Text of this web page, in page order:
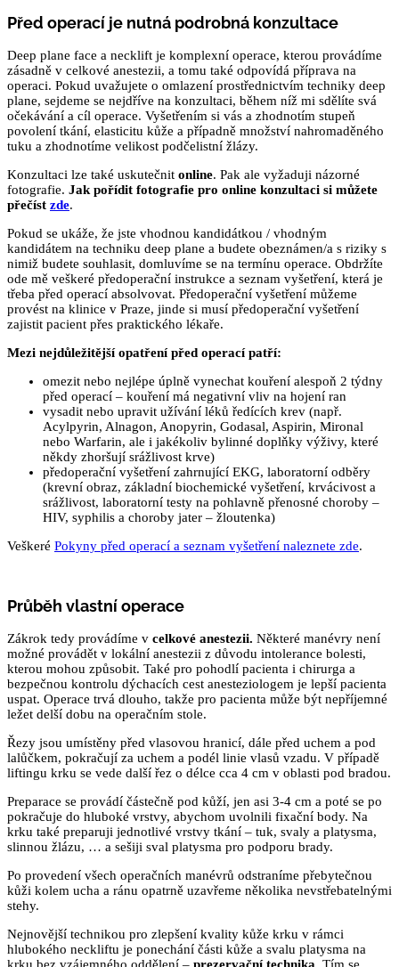
Před operací je nutná podrobná konzultace
Deep plane face a necklift je komplexní operace, kterou provádíme
zásadně v celkové anestezii, a tomu také odpovídá příprava na
operaci. Pokud uvažujete o omlazení prostřednictvím techniky deep
plane, sejdeme se nejdříve na konzultaci, během níž mi sdělíte svá
očekávání a cíl operace. Vyšetřením si vás a zhodnotím stupeň
povolení tkání, elasticitu kůže a případně množství nahromaděného
tuku a zhodnotíme velikost podčelistní žlázy.
Konzultaci lze také uskutečnit online. Pak ale vyžaduji názorné
fotografie. Jak pořídit fotografie pro online konzultaci si můžete
přečíst zde.
Pokud se ukáže, že jste vhodnou kandidátkou / vhodným
kandidátem na techniku deep plane a budete obeznámen/a s riziky s
nimiž budete souhlasit, domluvíme se na termínu operace. Obdržíte
ode mě veškeré předoperační instrukce a seznam vyšetření, která je
třeba před operací absolvovat. Předoperační vyšetření můžeme
provést na klinice v Praze, jinde si musí předoperační vyšetření
zajistit pacient přes praktického lékaře.
Mezi nejdůležitější opatření před operací patří:
omezit nebo nejlépe úplně vynechat kouření alespoň 2 týdny
před operací – kouření má negativní vliv na hojení ran
vysadit nebo upravit užívání léků ředících krev (např.
Acylpyrin, Alnagon, Anopyrin, Godasal, Aspirin, Mironal
nebo Warfarin, ale i jakékoliv bylinné doplňky výživy, které
někdy zhoršují srážlivost krve)
předoperační vyšetření zahrnující EKG, laboratorní odběry
(krevní obraz, základní biochemické vyšetření, krvácivost a
srážlivost, laboratorní testy na pohlavně přenosné choroby –
HIV, syphilis a choroby jater – žloutenka)
Veškeré Pokyny před operací a seznam vyšetření naleznete zde.
Průběh vlastní operace
Zákrok tedy provádíme v celkové anestezii. Některé manévry není
možné provádět v lokální anestezii z důvodu intolerance bolesti,
kterou mohou způsobit. Také pro pohodlí pacienta i chirurga a
bezpečnou kontrolu dýchacích cest anesteziologem je lepší pacienta
uspat. Operace trvá dlouho, takže pro pacienta může být nepříjemné
ležet delší dobu na operačním stole.
Řezy jsou umístěny před vlasovou hranicí, dále před uchem a pod
lalůčkem, pokračují za uchem a podél linie vlasů vzadu. V případě
liftingu krku se vede další řez o délce cca 4 cm v oblasti pod bradou.
Preparace se provádí částečně pod kůží, jen asi 3-4 cm a poté se po
pokračuje do hluboké vrstvy, abychom uvolnili fixační body. Na
krku také preparuji jednotlivé vrstvy tkání – tuk, svaly a platysma,
slinnou žlázu, … a sešiji sval platysma pro podporu brady.
Po provedení všech operačních manévrů odstraníme přebytečnou
kůži kolem ucha a ránu opatrně uzavřeme několika nevstřebatelnými
stehy.
Nejnovější technikou pro zlepšení kvality kůže krku v rámci
hlubokého neckliftu je ponechání části kůže a svalu platysma na
krku bez vzájemného oddělení – prezervační technika . Tím se